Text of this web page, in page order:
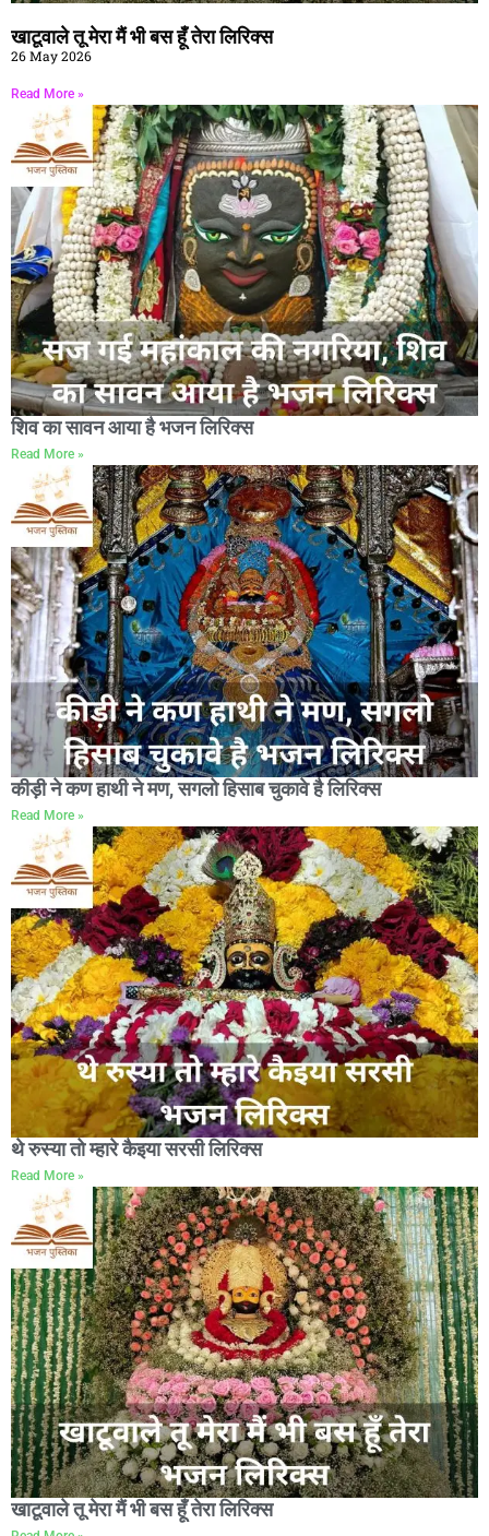
खाटूवाले तू मेरा मैं भी बस हूँ तेरा लिरिक्स
26 May 2026
Read More »
शिव का सावन आया है भजन लिरिक्स
Read More »
कीड़ी ने कण हाथी ने मण, सगलो हिसाब चुकावे है लिरिक्स
Read More »
थे रुस्या तो म्हारे कैइया सरसी लिरिक्स
Read More »
खाटूवाले तू मेरा मैं भी बस हूँ तेरा लिरिक्स